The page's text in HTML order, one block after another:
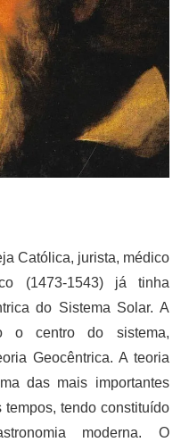
Católica, jurista, médico
(1473-1543) já tinha
do Sistema Solar. A
o centro do sistema,
Geocêntrica. A teoria
das mais importantes
tendo constituído
moderna. O